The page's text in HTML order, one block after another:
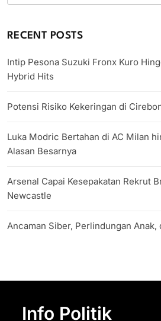
RECENT POSTS
Intip Pesona Suzuki Fronx Kuro
Hybrid Hits
Potensi Risiko Kekeringan di
Luka Modric Bertahan di AC Milan
Alasan Besarnya
Arsenal Capai Kesepakatan Rekrut
Newcastle
Ancaman Siber, Perlindungan Anak,
Info Politik